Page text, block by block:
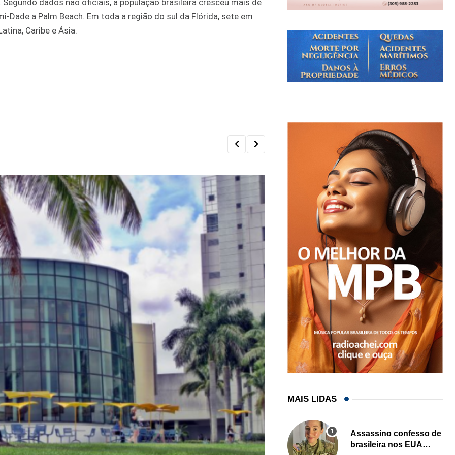
dados não oficiais, a população brasileira cresceu mais de
Dade a Palm Beach. Em toda a região do sul da Flórida, sete em
Caribe e Ásia.
MAIS LIDAS
Assassino confesso de
brasileira nos EUA